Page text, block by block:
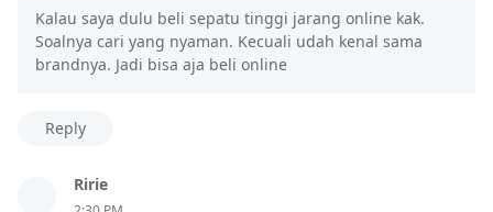
Kalau saya dulu beli sepatu tinggi jarang online kak.
Soalnya cari yang nyaman. Kecuali udah kenal sama
brandnya. Jadi bisa aja beli online
Reply
Ririe